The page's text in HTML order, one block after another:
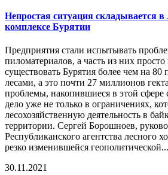
Непростая ситуация складывается
комплексе Бурятии
Предприятия стали испытывать
пиломатериалов, а часть из них просто
существовать Бурятия более чем на 80
лесами, а это почти 27 миллионов
проблемы, накопившиеся в этой
дело уже не только в ограничениях,
лесохозяйственную деятельность в
территории. Сергей Борошноев,
Республиканского агентства лесного
резко изменившейся геополитической...
30.11.2021